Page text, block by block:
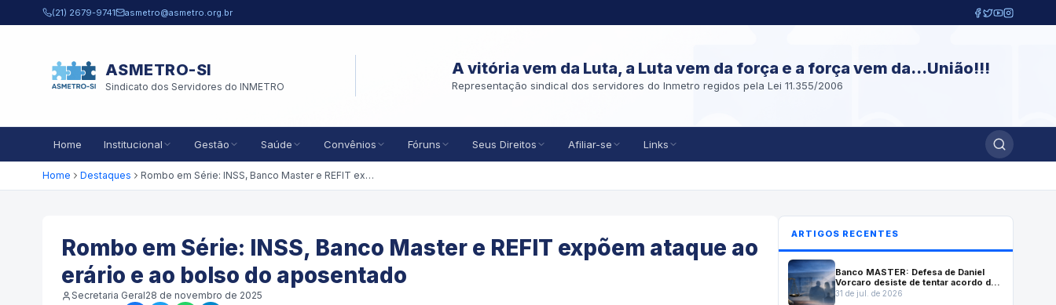
Pular para o conteúdo principal
(21) 2679-9741 asmetro@asmetro.org.br
ASMETRO-SI
Sindicato dos Servidores do INMETRO
A vitória vem da Luta, a Luta vem da força e a força vem da...União!!!
Representação sindical dos servidores do Inmetro regidos pela Lei 11.355/2006
Home Institucional Gestão Saúde Convênios Fóruns Seus Direitos Afiliar-se Links
Home Destaques Rombo em Série: INSS, Banco Master e REFIT expõem ataque ao erário e ao bolso do aposentado
Rombo em Série: INSS, Banco Master e REFIT expõem ataque ao
erário e ao bolso do aposentado
Secretaria Geral28 de novembro de 2025
ARTIGOS RECENTES
Banco MASTER: Defesa de Daniel
Vorcaro desiste de tentar acordo de
delação premiada
31 de jul. de 2026